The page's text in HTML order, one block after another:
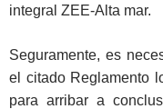
integral ZEE-Alta mar.
Seguramente, es
el citado Reglamento
para arribar a